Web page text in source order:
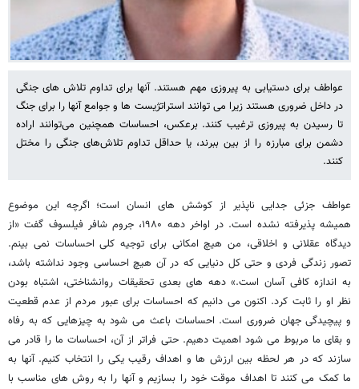
عواطف برای دستیابی به پیروزی مهم هستند. آنها برای تداوم تلاش های جنگی
در داخل ضروری هستند زیرا می توانند استراتژیست ها و جوامع آنها را برای جنگ
تا رسیدن به پیروزی ترغیب کنند. برعکس، احساسات همچنین می‌توانند اراده
دشمن برای مبارزه را از بین ببرند، یا حداقل تداوم تلاش‌های جنگی را مختل
کنند.
عواطف جزئی جدایی ناپذیر از کوشش های انسان است؛ اگرچه این موضوع
همیشه پذیرفته نشده است. در اواخر دهه ۱۹۸۰، جروم شافر فیلسوف گفت «از
دیدگاه عقلانی و اخلاقی، من هیچ امکانی برای توجیه کلی احساسات نمی بینم.
تصور زندگی فردی و حتی کل دنیایی که در آن هیچ احساسی وجود نداشته باشد،
به اندازه کافی آسان است.» دهه های بعدی تحقیقات روانشناختی، اشتباه بودن
نظر او را ثابت کرد. اکنون می دانیم که احساسات برای عبور مردم از عدم قطعیت
و پیچیدگی جهان ضروری است. احساسات باعث می شود به چیزهایی که به رفاه
و بقای ما مربوط می شود اهمیت دهیم. حتی فراتر از آن، احساسات ما را قادر می
سازند که در هر لحظه بین ارزش ها و اهداف رقیب یکی را انتخاب کنیم. آنها به
ما کمک می کنند تا اهداف موقت خود را بسازیم و آنها را به روش های مناسب با